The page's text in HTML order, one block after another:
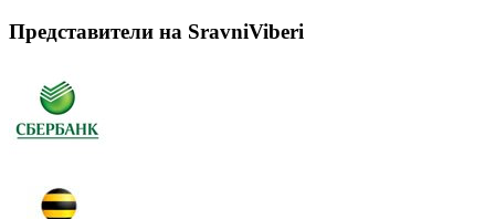
Представители на SravniViberi